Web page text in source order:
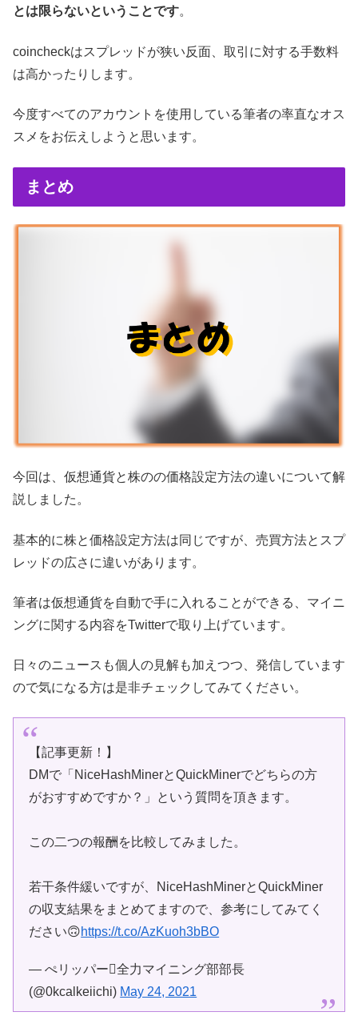
とは限らないということです。
coincheckはスプレッドが狭い反面、取引に対する手数料
は高かったりします。
今度すべてのアカウントを使用している筆者の率直なオス
スメをお伝えしようと思います。
まとめ
今回は、仮想通貨と株のの価格設定方法の違いについて解
説しました。
基本的に株と価格設定方法は同じですが、売買方法とスプ
レッドの広さに違いがあります。
筆者は仮想通貨を自動で手に入れることができる、マイニ
ングに関する内容をTwitterで取り上げています。
日々のニュースも個人の見解も加えつつ、発信しています
ので気になる方は是非チェックしてみてください。
【記事更新！】
DMで「NiceHashMinerとQuickMinerでどちらの方
がおすすめですか？」という質問を頂きます。
この二つの報酬を比較してみました。
若干条件緩いですが、NiceHashMinerとQuickMiner
の収支結果をまとめてますので、参考にしてみてく
ださい🙃https://t.co/AzKuoh3bBO
— ぺリッパー全力マイニング部部長
(@0kcalkeiichi) May 24, 2021